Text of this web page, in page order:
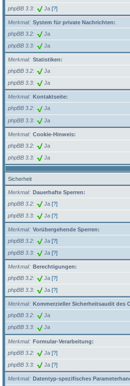
phpBB 3.3 Ja [?]
Merkmal
System für private Nachrichten:
phpBB 3.2
Ja
phpBB 3.3 Ja
Merkmal
Statistiken:
phpBB 3.2
Ja
phpBB 3.3 Ja
Merkmal
Kontaktseite:
phpBB 3.2
Ja
phpBB 3.3 Ja
Merkmal
Cookie-Hinweis:
phpBB 3.2
Ja
phpBB 3.3 Ja
Sicherheit
Merkmal
Dauerhafte Sperren:
phpBB 3.2
Ja [?]
phpBB 3.3 Ja [?]
Merkmal
Vorübergehende Sperren:
phpBB 3.2
Ja [?]
phpBB 3.3 Ja [?]
Merkmal
Berechtigungen:
phpBB 3.2
Ja [?]
phpBB 3.3 Ja [?]
Merkmal
Kommerzieller Sicherheitsaudit des
phpBB 3.2
Ja
phpBB 3.3 Ja
Merkmal
Formular-Verarbeitung:
phpBB 3.2
Ja [?]
phpBB 3.3 Ja [?]
Merkmal
Datentyp-spezifisches